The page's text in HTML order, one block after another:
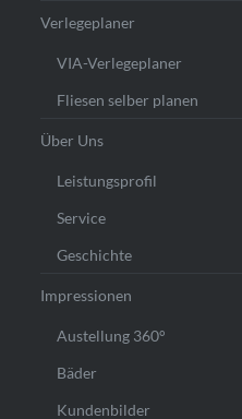
Verlegeplaner
VIA-Verlegeplaner
Fliesen selber planen
Über Uns
Leistungsprofil
Service
Geschichte
Impressionen
Austellung 360°
Bäder
Kundenbilder